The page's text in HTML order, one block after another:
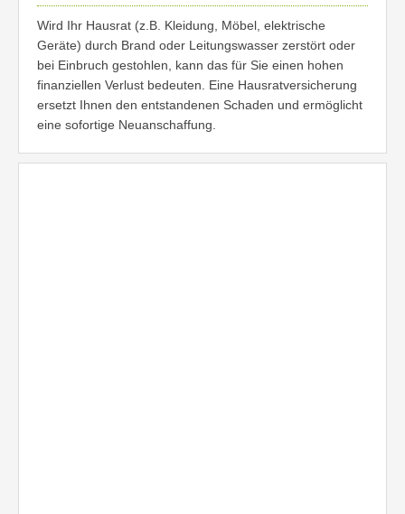
Wird Ihr Hausrat (z.B. Kleidung, Möbel, elektrische
Geräte) durch Brand oder Leitungswasser zerstört oder
bei Einbruch gestohlen, kann das für Sie einen hohen
finanziellen Verlust bedeuten. Eine Hausratversicherung
ersetzt Ihnen den entstandenen Schaden und ermöglicht
eine sofortige Neuanschaffung.